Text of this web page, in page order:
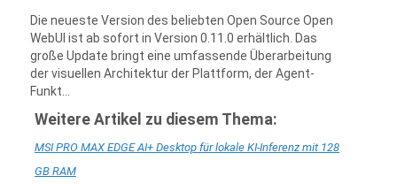
Die neueste Version des beliebten Open Source Open
WebUI ist ab sofort in Version 0.11.0 erhältlich. Das
große Update bringt eine umfassende Überarbeitung
der visuellen Architektur der Plattform, der Agent-
Funkt...
Weitere Artikel zu diesem Thema:
MSI PRO MAX EDGE AI+ Desktop für lokale KI-Inferenz mit 128
GB RAM